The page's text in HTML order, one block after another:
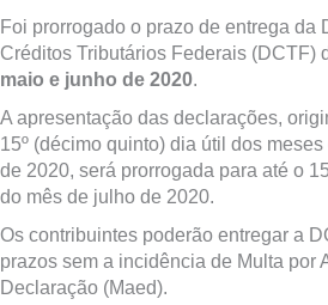
Foi prorrogado o prazo de entrega da
Créditos Tributários Federais (DCTF)
maio e junho de 2020.
A apresentação das declarações,
15º (décimo quinto) dia útil dos
de 2020, será prorrogada para até o
do mês de julho de 2020.
Os contribuintes poderão entregar a
prazos sem a incidência de Multa por
Declaração (Maed).